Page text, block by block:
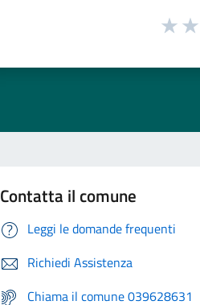
Contatta il comune
Leggi le domande frequenti
Richiedi Assistenza
Chiama il comune 039628631